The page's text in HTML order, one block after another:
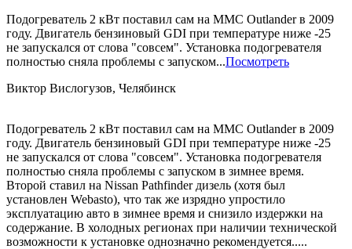
Подогреватель 2 кВт поставил сам на MMC Outlander в 2009
году. Двигатель бензиновый GDI при температуре ниже -25
не запускался от слова "совсем". Установка подогревателя
полностью сняла проблемы с запуском...Посмотреть
Виктор Вислогузов, Челябинск
Подогреватель 2 кВт поставил сам на MMC Outlander в 2009
году. Двигатель бензиновый GDI при температуре ниже -25
не запускался от слова "совсем". Установка подогревателя
полностью сняла проблемы с запуском в зимнее время.
Второй ставил на Nissan Pathfinder дизель (хотя был
установлен Webasto), что так же изрядно упростило
эксплуатацию авто в зимнее время и снизило издержки на
содержание. В холодных регионах при наличии технической
возможности к установке однозначно рекомендуется.....